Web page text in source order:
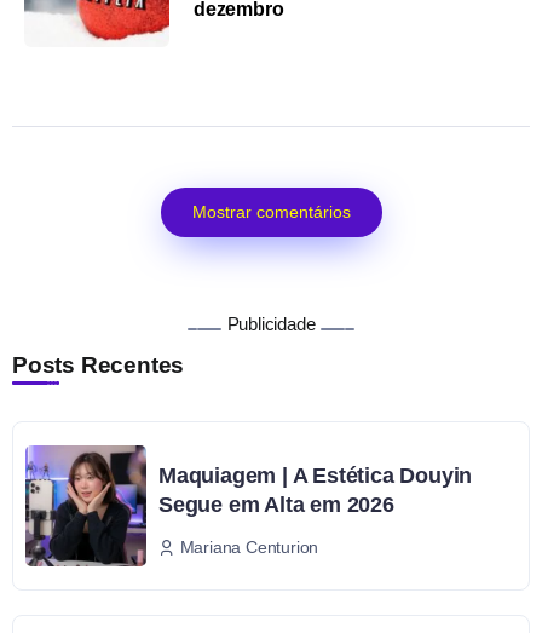
dezembro
Mostrar comentários
Publicidade
Posts Recentes
Maquiagem | A Estética Douyin
Segue em Alta em 2026
Mariana Centurion